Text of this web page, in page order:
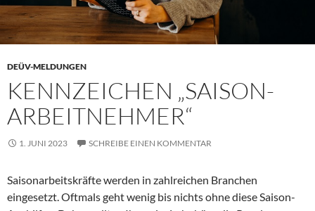
DEÜV-MELDUNGEN
KENNZEICHEN „SAISON-
ARBEITNEHMER“
1. JUNI 2023 SCHREIBE EINEN KOMMENTAR
Saisonarbeitskräfte werden in zahlreichen Branchen
eingesetzt. Oftmals geht wenig bis nichts ohne diese Saison-